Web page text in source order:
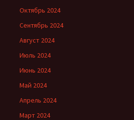
Октябрь 2024
Сентябрь 2024
Август 2024
Июль 2024
Июнь 2024
Май 2024
Апрель 2024
Март 2024